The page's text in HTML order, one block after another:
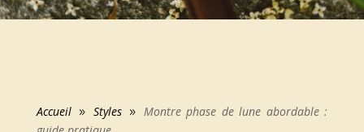
Accueil 9 Styles 9
Montre phase de lune abordable :